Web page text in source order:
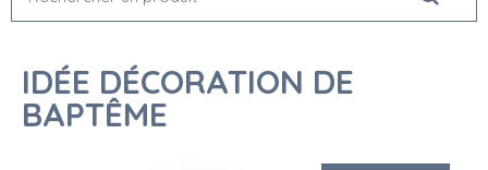
IDÉE DÉCORATION DE
BAPTÊME